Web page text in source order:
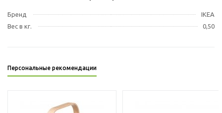
Бренд
IKEA
Вес в кг.
0,50
Персональные рекомендации